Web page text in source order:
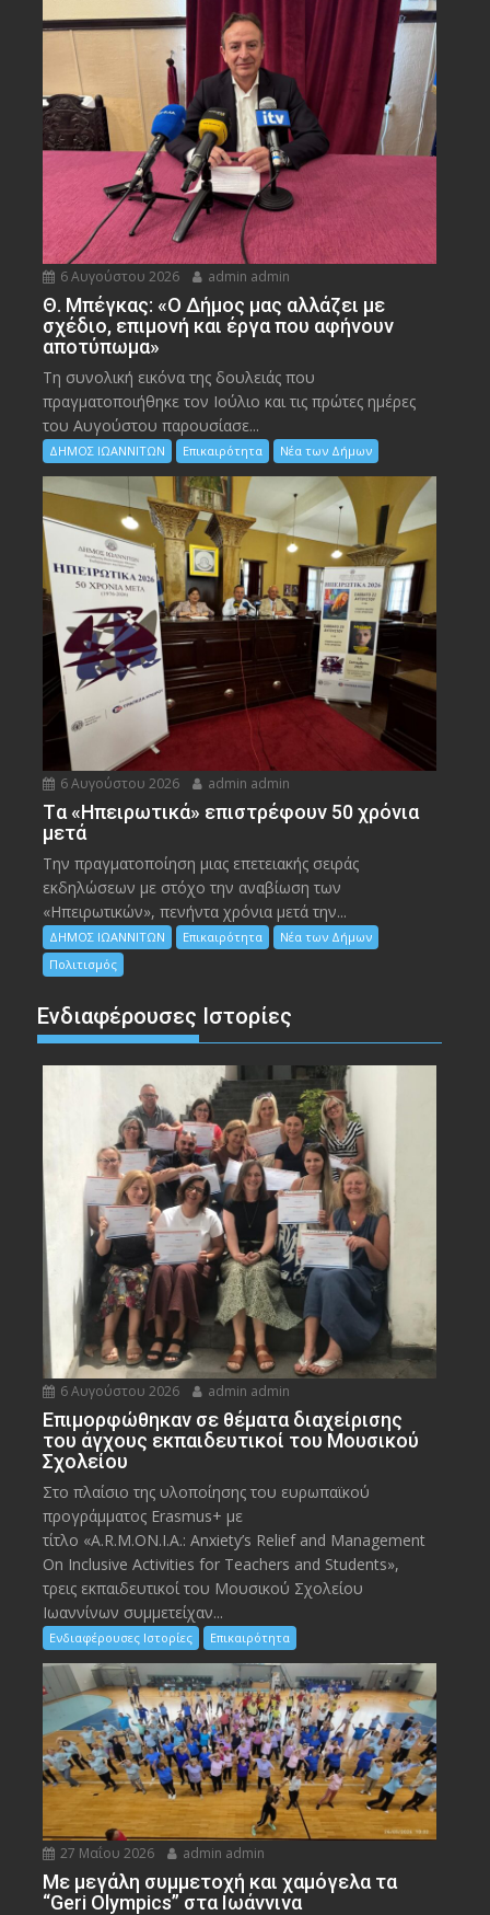
6 Αυγούστου 2026 admin admin
Θ. Μπέγκας: «Ο Δήμος μας αλλάζει με
σχέδιο, επιμονή και έργα που αφήνουν
αποτύπωμα»
Τη συνολική εικόνα της δουλειάς που
πραγματοποιήθηκε τον Ιούλιο και τις πρώτες ημέρες
του Αυγούστου παρουσίασε...
ΔΗΜΟΣ ΙΩΑΝΝΙΤΩΝ Επικαιρότητα Νέα των Δήμων
6 Αυγούστου 2026 admin admin
Tα «Ηπειρωτικά» επιστρέφουν 50 χρόνια
μετά
Την πραγματοποίηση μιας επετειακής σειράς
εκδηλώσεων με στόχο την αναβίωση των
«Ηπειρωτικών», πενήντα χρόνια μετά την...
ΔΗΜΟΣ ΙΩΑΝΝΙΤΩΝ Επικαιρότητα
Νέα των Δήμων
Πολιτισμός
Ενδιαφέρουσες Ιστορίες
6 Αυγούστου 2026 admin admin
Eπιμορφώθηκαν σε θέματα διαχείρισης
του άγχους εκπαιδευτικοί του Μουσικού
Σχολείου
Στο πλαίσιο της υλοποίησης του ευρωπαϊκού
προγράμματος Erasmus+ με
τίτλο «A.R.M.ON.I.A.: Anxiety’s Relief and Management
On Inclusive Activities for Teachers and Students»,
τρεις εκπαιδευτικοί του Μουσικού Σχολείου
Ιωαννίνων συμμετείχαν...
Ενδιαφέρουσες Ιστορίες Επικαιρότητα
27 Μαΐου 2026 admin admin
Με μεγάλη συμμετοχή και χαμόγελα τα
“Geri Olympics” στα Ιωάννινα